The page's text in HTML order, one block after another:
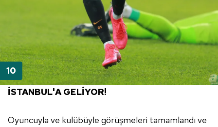
Çerezlere ilişkin tercihlerinizi aşağıda yer alan panel
vasıtasıyla belirleyebilirsiniz. Çerezlere ilişkin detaylı bilgi
için Ayarlar butonuna tıklayabilir,Çerez Bilgilendirme
Metnimiziziyaret edebilirsiniz.
6698 sayılı Kişisel Verilerin Korunması Kanunu uyarınca
hazırlanmış Aydınlatma Metnimizi okumak ve sitemizde
ilgili mevzuata uygun olarak kullanılan çerezlerle ilgili bilgi
İSTANBUL'A GELİYOR!
Oyuncuyla ve kulübüyle görüşmeleri tamamlandı ve